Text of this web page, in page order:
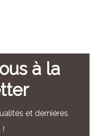
à la
et dernières
!